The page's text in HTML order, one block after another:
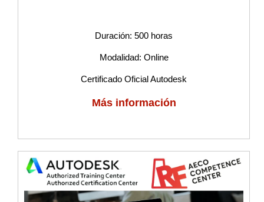
Duración: 500 horas
Modalidad: Online
Certificado Oficial Autodesk
Más información